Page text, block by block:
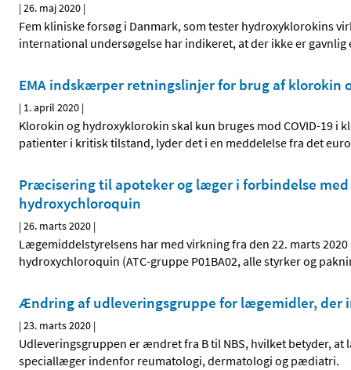
|26. maj 2020 |
Fem kliniske forsøg i Danmark, som tester hydroxyklorokins
international undersøgelse har indikeret, at der ikke er
EMA indskærper retningslinjer for brug af klorokin
| 1. april 2020 |
Klorokin og hydroxyklorokin skal kun bruges mod COVID-19 i
patienter i kritisk tilstand, lyder det i en meddelelse fra det
Præcisering til apoteker og læger i forbindelse
hydroxychloroquin
|26. marts 2020 |
Lægemiddelstyrelsens har med virkning fra den 22. marts
hydroxychloroquin (ATC-gruppe P01BA02, alle styrker og
Ændring af udleveringsgruppe for lægemidler, der
|23. marts 2020 |
Udleveringsgruppen er ændret fra B til NBS, hvilket betyder,
speciallæger indenfor reumatologi, dermatologi og pædiatri.